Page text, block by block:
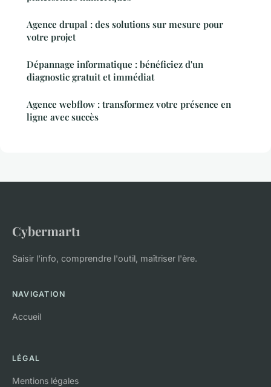
Agence drupal : des solutions sur mesure pour
votre projet
Dépannage informatique : bénéficiez d'un
diagnostic gratuit et immédiat
Agence webflow : transformez votre présence en
ligne avec succès
Cybermart1
Saisir l'info, comprendre l'outil, maîtriser l'ère.
NAVIGATION
Accueil
LÉGAL
Mentions légales